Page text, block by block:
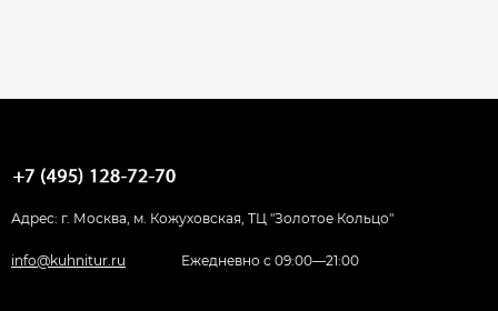
Адрес: г. Москва, м. Кожуховская, ТЦ "Золотое Кольцо"
info@kuhnitur.ru Ежедневно с 09:00—21:00